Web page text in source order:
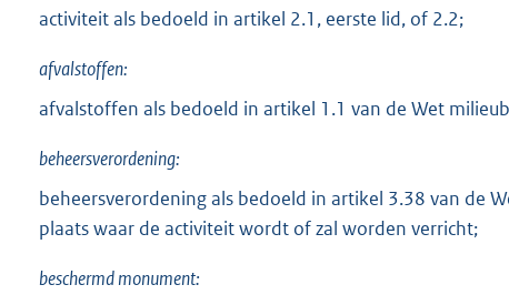
activiteit als bedoeld in artikel 2.1, eerste lid, of 2.2;
afvalstoffen:
afvalstoffen als bedoeld in artikel 1.1 van de Wet
beheersverordening:
beheersverordening als bedoeld in artikel 3.38 van de
plaats waar de activiteit wordt of zal worden verricht;
beschermd monument: